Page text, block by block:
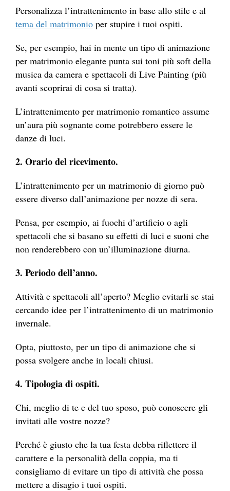
Personalizza l’intrattenimento in base allo stile e al
tema del matrimonio per stupire i tuoi ospiti.
Se, per esempio, hai in mente un tipo di animazione
per matrimonio elegante punta sui toni più soft della
musica da camera e spettacoli di Live Painting (più
avanti scoprirai di cosa si tratta).
L’intrattenimento per matrimonio romantico assume
un’aura più sognante come potrebbero essere le
danze di luci.
2. Orario del ricevimento.
L’intrattenimento per un matrimonio di giorno può
essere diverso dall’animazione per nozze di sera.
Pensa, per esempio, ai fuochi d’artificio o agli
spettacoli che si basano su effetti di luci e suoni che
non renderebbero con un’illuminazione diurna.
3. Periodo dell’anno.
Attività e spettacoli all’aperto? Meglio evitarli se stai
cercando idee per l’intrattenimento di un matrimonio
invernale.
Opta, piuttosto, per un tipo di animazione che si
possa svolgere anche in locali chiusi.
4. Tipologia di ospiti.
Chi, meglio di te e del tuo sposo, può conoscere gli
invitati alle vostre nozze?
Perché è giusto che la tua festa debba riflettere il
carattere e la personalità della coppia, ma ti
consigliamo di evitare un tipo di attività che possa
mettere a disagio i tuoi ospiti.